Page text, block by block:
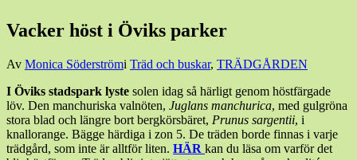
Vacker höst i Öviks parker
Den
oktober,
201514
oktober,
2015
Av Monica Söderströmi Träd och buskar, TRÄDGÅRDEN
I Öviks stadspark lyste solen idag så härligt genom höstfärgade
löv. Den manchuriska valnöten, Juglans manchurica, med gulgröna
stora blad och längre bort bergkörsbäret, Prunus sargentii, i
knallorange. Bägge härdiga i zon 5. De träden borde finnas i varje
trädgård, som inte är alltför liten. HÄR kan du läsa om varför det